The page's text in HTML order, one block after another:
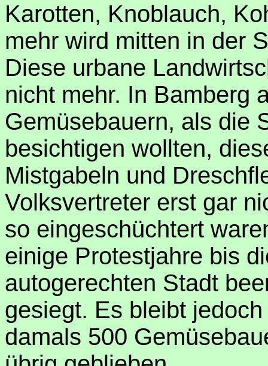
Karotten, Knoblauch,
mehr wird mitten in der
Diese urbane
nicht mehr. In Bamberg
Gemüsebauern, als die
besichtigen wollten,
Mistgabeln und
Volksvertreter erst gar
so eingeschüchtert
einige Protestjahre bis
autogerechten Stadt
gesiegt. Es bleibt
damals 500